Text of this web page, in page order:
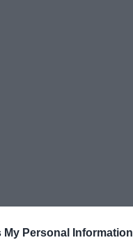
My Personal Information